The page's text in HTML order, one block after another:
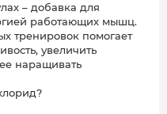
– добавка для
работающих мышц.
тренировок помогает
увеличить
наращивать